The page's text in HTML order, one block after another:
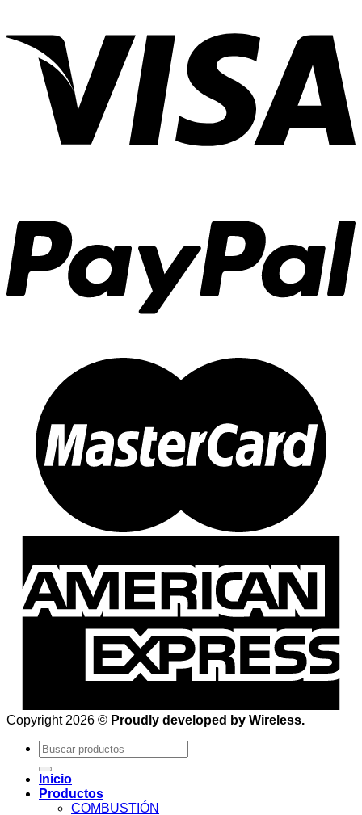
Copyright 2026 © Proudly developed by Wireless.
Buscar
por:
Inicio
Productos
COMBUSTIÓN